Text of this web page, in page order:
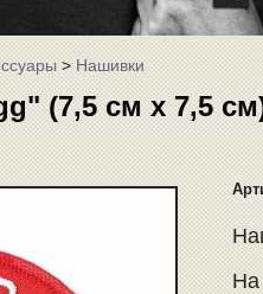
>Нашивки
(7,5 см х 7,5
На